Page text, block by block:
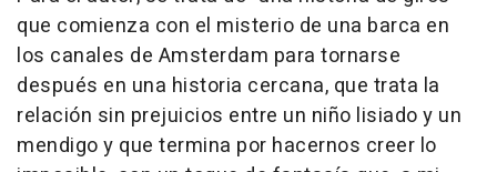
que comienza con el misterio de una barca en
los canales de Amsterdam para tornarse
después en una historia cercana, que trata la
relación sin prejuicios entre un niño lisiado y un
mendigo y que termina por hacernos creer lo